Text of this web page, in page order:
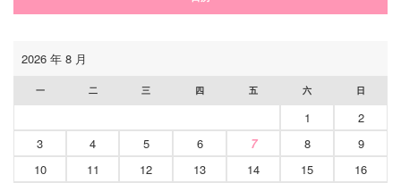
2026 年 8 月
一 二 三 四 五 六 日
1
2
3
4 5 6 7 8
9
10
11 12 13 14 15
16